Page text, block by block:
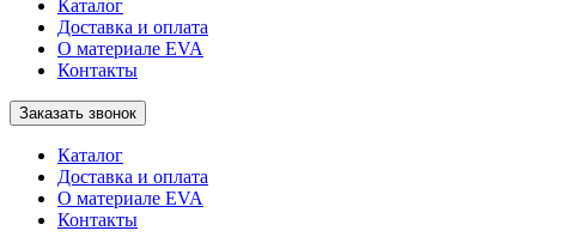
Каталог
Доставка и оплата
О материале EVA
Контакты
Заказать звонок
Каталог
Доставка и оплата
О материале EVA
Контакты